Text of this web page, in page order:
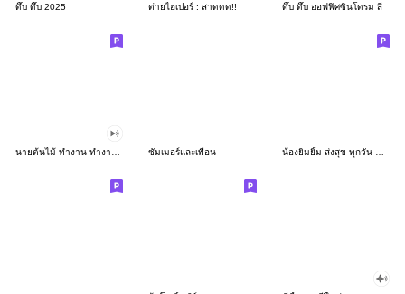
ดึ๊บ ดึ๊บ 2025 ต่ายไฮเปอร์ : สาดดด!! ดึ๊บ ดึ๊บ ออฟฟิศซินโดรม สี่
ซัมเมอร์และเพื่อน